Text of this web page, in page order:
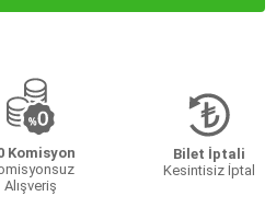
Komisyon
Alışveriş
Bilet İptali
Kesintisiz İptal